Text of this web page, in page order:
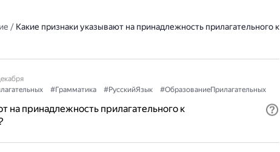
/ Какие признаки указывают на принадлежность прилагательного к
#Грамматика #РусскийЯзык #ОбразованиеПрилагательных
на принадлежность прилагательного к